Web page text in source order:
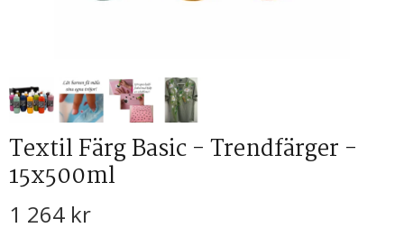
Textil Färg Basic - Trendfärger -
15x500ml
1 264 kr